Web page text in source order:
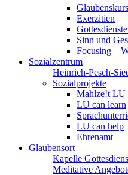
Exerzitien
Sinn und
Focusing –
Sozialzentrum
Heinrich-Pesch-
Sozialprojekte
Mahlze!t LU
LU can learn
LU can help
Ehrenamt
Glaubensort
Kapelle
Meditative